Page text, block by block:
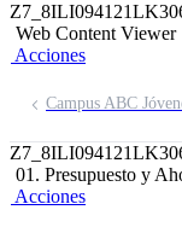
Web Content Viewer
Acciones
Campus ABC
01. Presupuesto y
Acciones